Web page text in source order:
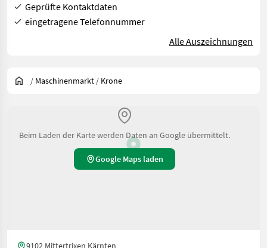
Geprüfte Kontaktdaten
eingetragene Telefonnummer
Alle Auszeichnungen
/ Maschinenmarkt / Krone
Beim Laden der Karte werden Daten an Google übermittelt.
Google Maps laden
9102 Mittertrixen Kärnten